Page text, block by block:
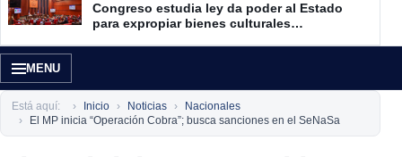
Congreso estudia ley da poder al Estado
para expropiar bienes culturales
MENU
Está aquí: Inicio Noticias
Nacionales
El MP inicia “Operación Cobra”; busca sanciones en el SeNaSa